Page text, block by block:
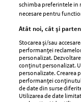
Andreea Bănică
schimba preferintele in
necesare pentru
Atât noi, cât și
Stocarea și/sau
performanței
personalizat.
conținut personalizat.
personalizate.
performanței
de date din surse
Utilizarea de date